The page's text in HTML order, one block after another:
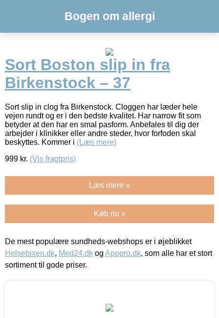
Bogen om allergi
Sort Boston slip in fra
Birkenstock – 37
Sort slip in clog fra Birkenstock. Cloggen har læder hele
vejen rundt og er i den bedste kvalitet. Har narrow fit som
betyder at den har en smal pasform. Anbefales til dig der
arbejder i klinikker eller andre steder, hvor forfoden skal
beskyttes. Kommer i (Læs mere)
999 kr. (Vis fragtpris)
Læs mere »
Køb nu »
De mest populære sundheds-webshops er i øjeblikket
Helsebixen.dk, Med24.dk og Apopro.dk, som alle har et stort
sortiment til gode priser.